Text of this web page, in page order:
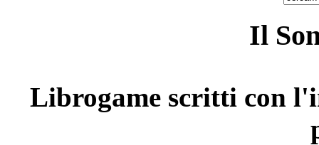
Il
Librogame scritti con